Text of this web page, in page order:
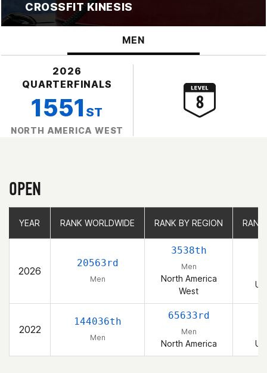
CROSSFIT KINESIS
MEN
2026
QUARTERFINALS
1551 ST
NORTH AMERICA WEST
OPEN
YEAR RANK WORLDWIDE RANK BY REGION
2026
20563rd
Men
3538th
Men
North America
West
2022
144036th
Men
65633rd
Men
North America
YEAR RANK WORLDWIDE RANK BY REGION